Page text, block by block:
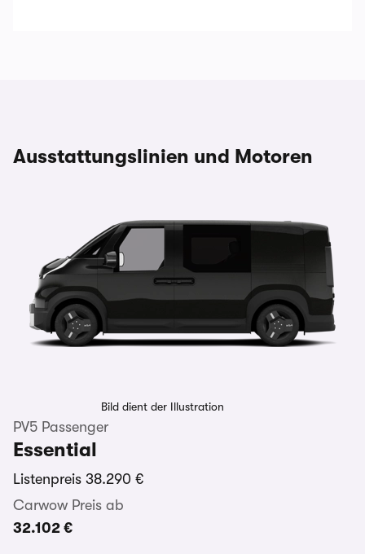
Ausstattungslinien und Motoren
Bild dient der Illustration
PV5 Passenger
Essential
Listenpreis 38.290 €
Carwow Preis ab
32.102 €